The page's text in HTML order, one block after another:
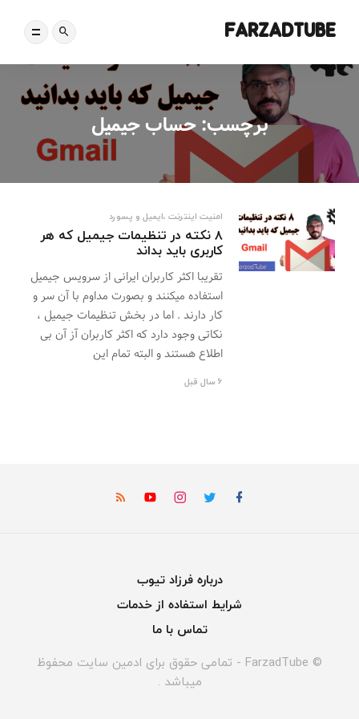
FARZADTUBE
برچسب:حساب جیمیل
امنیت اینترنت ،ایمیل و پسورد
۸ نکته در تنظیمات جیمیل که هر
کاربری باید بداند
تقریبا اکثر کاربران ایرانی از سرویس جیمیل
استفاده میکنند و بصورت مداوم با آن سر و
کار دارند . اما در بخش تنظیمات جیمیل ،
نکاتی وجود دارد که اکثر کاربران آز آن بی
اطلاع هستند و البته تمام این
6 سال قبل
درباره فرزاد تیوب
شرایط استفاده از خدمات
تماس با ما
© FarzadTube - تمامی حقوق برای ادمین سایت محفوظ
میباشد .